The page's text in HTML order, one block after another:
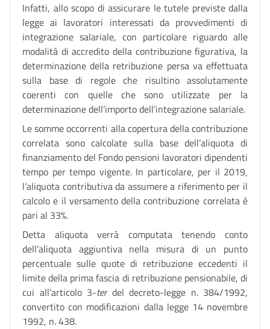
Infatti, allo scopo di assicurare le tutele previste dalla
legge ai lavoratori interessati da provvedimenti di
integrazione salariale, con particolare riguardo alle
modalità di accredito della contribuzione figurativa, la
determinazione della retribuzione persa va effettuata
sulla base di regole che risultino assolutamente
coerenti con quelle che sono utilizzate per la
determinazione dell’importo dell’integrazione salariale.
Le somme occorrenti alla copertura della contribuzione
correlata sono calcolate sulla base dell’aliquota di
finanziamento del Fondo pensioni lavoratori dipendenti
tempo per tempo vigente. In particolare, per il 2019,
l’aliquota contributiva da assumere a riferimento per il
calcolo e il versamento della contribuzione correlata è
pari al 33%.
Detta aliquota verrà computata tenendo conto
dell’aliquota aggiuntiva nella misura di un punto
percentuale sulle quote di retribuzione eccedenti il
limite della prima fascia di retribuzione pensionabile, di
cui all’articolo 3-terdel decreto-legge n. 384/1992,
convertito con modificazioni dalla legge 14 novembre
1992, n. 438.